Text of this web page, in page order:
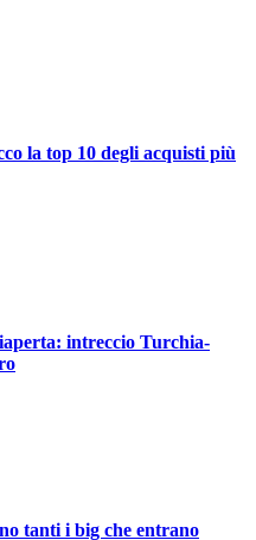
la top 10 degli acquisti più
intreccio Turchia-
tanti i big che entrano